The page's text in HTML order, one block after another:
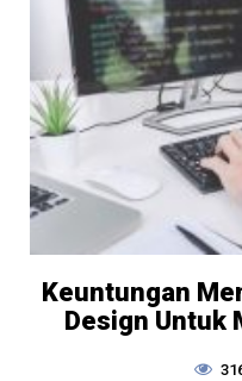
Keuntungan
Design Untuk